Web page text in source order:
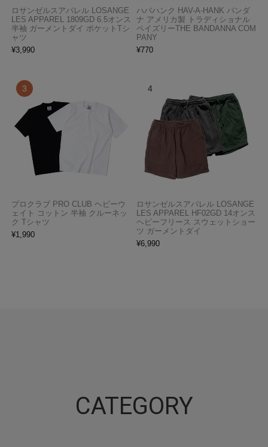
ロサンゼルスアパレル LOSANGE
LES APPAREL 1809GD 6.5オンス
半袖 ガーメントダイ ポケットTシ
ャツ
¥3,990
ハバハンク HAV-A-HANK バンダ
ナ アメリカ製 トラディショナル
ペイズリーTHE BANDANNA COM
PANY
¥770
プロクラブ PRO CLUB ヘビーウ
ェイト コットン 半袖 クルーネッ
ク Tシャツ
¥1,990
ロサンゼルスアパレル LOSANGE
LES APPAREL HF02GD 14オンス
ヘビーフリース スウェットショー
ツ ガーメントダイ
¥6,990
CATEGORY